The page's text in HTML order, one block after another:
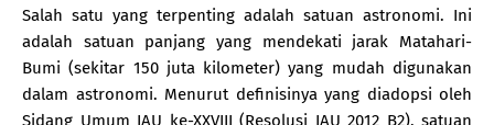
Salah satu yang terpenting adalah satuan astronomi. Ini
adalah satuan panjang yang mendekati jarak Matahari-
Bumi (sekitar 150 juta kilometer) yang mudah digunakan
dalam astronomi. Menurut definisinya yang diadopsi oleh
Sidang Umum IAU ke-XXVIII (Resolusi IAU 2012 B2), satuan